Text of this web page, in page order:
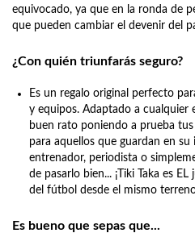
equivocado, ya que en la ronda de
que pueden cambiar el devenir del
¿Con quién triunfarás seguro?
Es un regalo original perfecto
y equipos. Adaptado a cualquier
buen rato poniendo a prueba
para aquellos que guardan en
entrenador, periodista o
de pasarlo bien... ¡Tiki Taka es
del fútbol desde el mismo
Es bueno que sepas que...